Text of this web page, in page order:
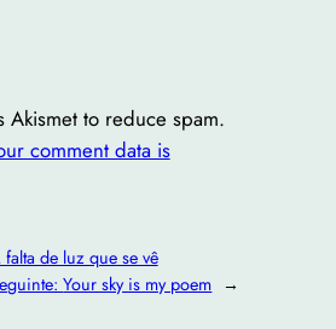
Akismet to reduce spam.
comment data is
falta de luz que se vê
Your sky is my poem →